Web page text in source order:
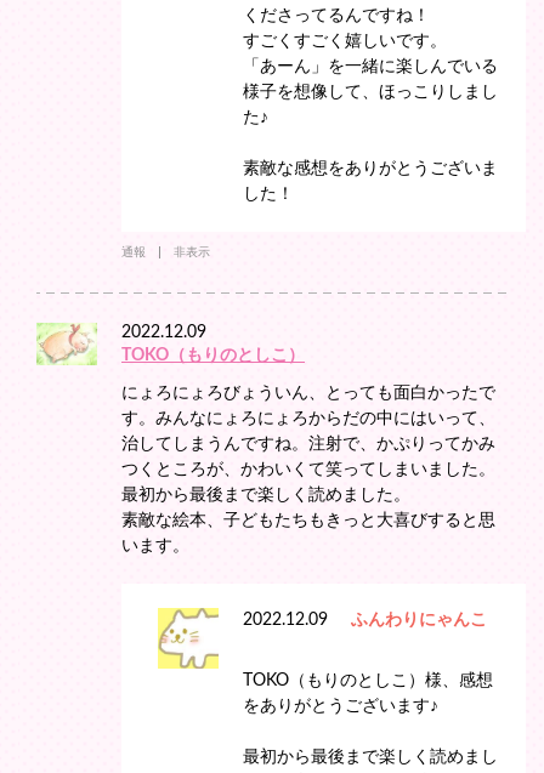
くださってるんですね！
すごくすごく嬉しいです。
「あーん」を一緒に楽しんでいる
様子を想像して、ほっこりしまし
た♪
素敵な感想をありがとうございま
した！
通報 非表示
2022.12.09
TOKO（もりのとしこ）
にょろにょろびょういん、とっても面白かったで
す。みんなにょろにょろからだの中にはいって、
治してしまうんですね。注射で、かぷりってかみ
つくところが、かわいくて笑ってしまいました。
最初から最後まで楽しく読めました。
素敵な絵本、子どもたちもきっと大喜びすると思
います。
2022.12.09 ふんわりにゃんこ
TOKO（もりのとしこ）様、感想
をありがとうございます♪
最初から最後まで楽しく読めまし